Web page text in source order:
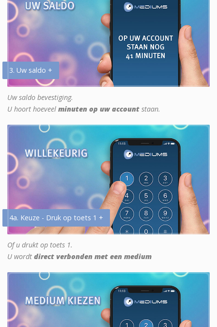
3. Uw saldo +
Uw saldo bevestiging.
U hoort hoeveel minuten op uw account staan.
4a. Keuze - Druk op toets 1 +
Of u drukt op toets 1.
U wordt direct verbonden met een medium